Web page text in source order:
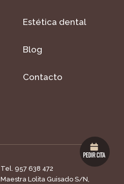
Estética dental
Blog
Contacto
Tel. 957 638 472
Maestra Lolita Guisado S/N,